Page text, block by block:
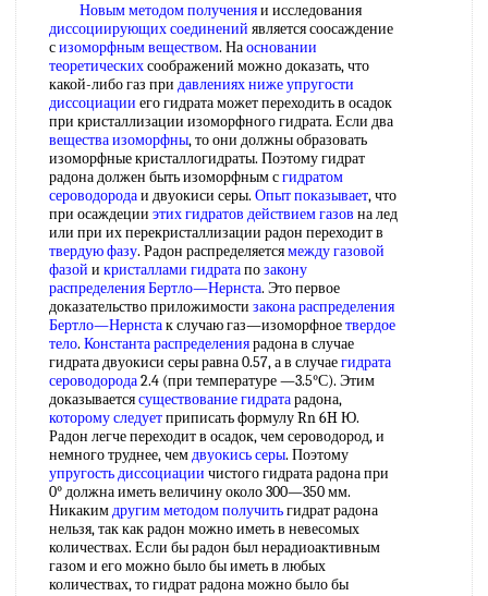
Новым методом полученияи исследования
диссоциирующих соединений является соосаждение
сизоморфным веществом. Наосновании
теоретическихсоображений можно доказать, что
какой-либо газ при давлениях нижеупругости
диссоциации его гидрата может переходить в осадок
при кристаллизации изоморфного гидрата. Если два
вещества изоморфны, то они должны образовать
изоморфные кристаллогидраты. Поэтому гидрат
радона должен быть изоморфным сгидратом
сероводородаи двуокиси серы. Опыт показывает, что
при осаждеции этих гидратов действием газов на лед
или при их перекристаллизации радон переходит в
твердую фазу. Радон распределяетсямежду газовой
фазой и кристаллами гидратапозакону
распределения Бертло—Нернста. Это первое
доказательство приложимости закона распределения
Бертло—Нернстак случаю газ—изоморфноетвердое
тело. Константа распределениярадона в случае
гидрата двуокиси серы равна 0.57, а в случаегидрата
сероводорода2.4 (при температуре —3.5°С). Этим
доказываетсясуществование гидратарадона,
которому следуетприписать формулу Rn 6H Ю.
Радон легче переходит в осадок, чем сероводород, и
немного труднее, чемдвуокись серы. Поэтому
упругость диссоциации чистого гидрата радона при
0° должна иметь величину около 300—350 мм.
Никакимдругим методом получитьгидрат радона
нельзя, так как радон можно иметь в невесомых
количествах. Если бы радон был нерадиоактивным
газом и его можно было бы иметь в любых
количествах, то гидрат радона можно было бы